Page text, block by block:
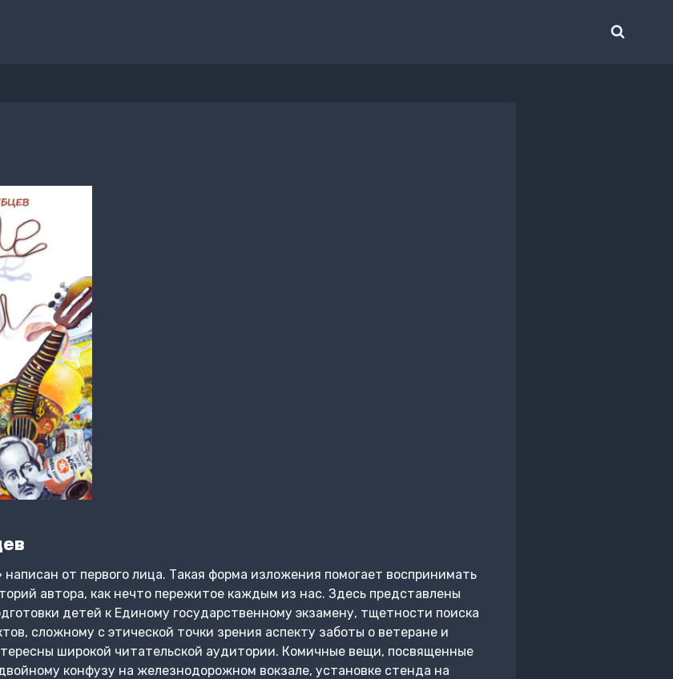
от первого лица. Такая форма изложения помогает воспринимать
автора, как нечто пережитое каждым из нас. Здесь представлены
детей к Единому государственному экзамену, тщетности поиска
сложному с этической точки зрения аспекту заботы о ветеране и
широкой читательской аудитории. Комичные вещи, посвященные
конфузу на железнодорожном вокзале, установке стенда на